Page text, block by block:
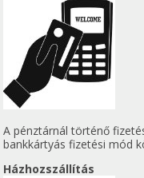
A pénztárnál történő
bankkártyás fizetési mód
Házhozszállítás